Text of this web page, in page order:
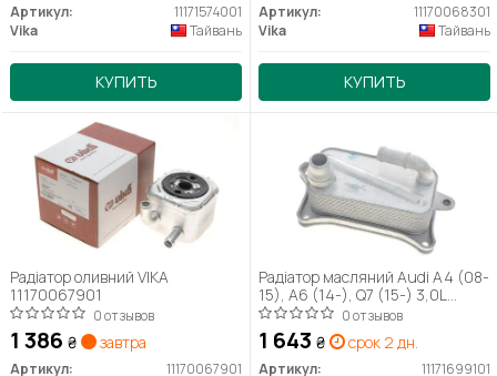
Артикул:
11171574001
Vika
Тайвань
КУПИТЬ
Артикул:
11170068301
Vika
Тайвань
КУПИТЬ
Радіатор оливний VIKA
11170067901
0 отзывов
1 386 ₴ завтра
Артикул:
11170067901
Радіатор масляний Audi A4 (08-
15), A6 (14-), Q7 (15-) 3,0L
(11171699101) VIKA
0 отзывов
1 643 ₴ срок 2 дн.
Артикул:
11171699101